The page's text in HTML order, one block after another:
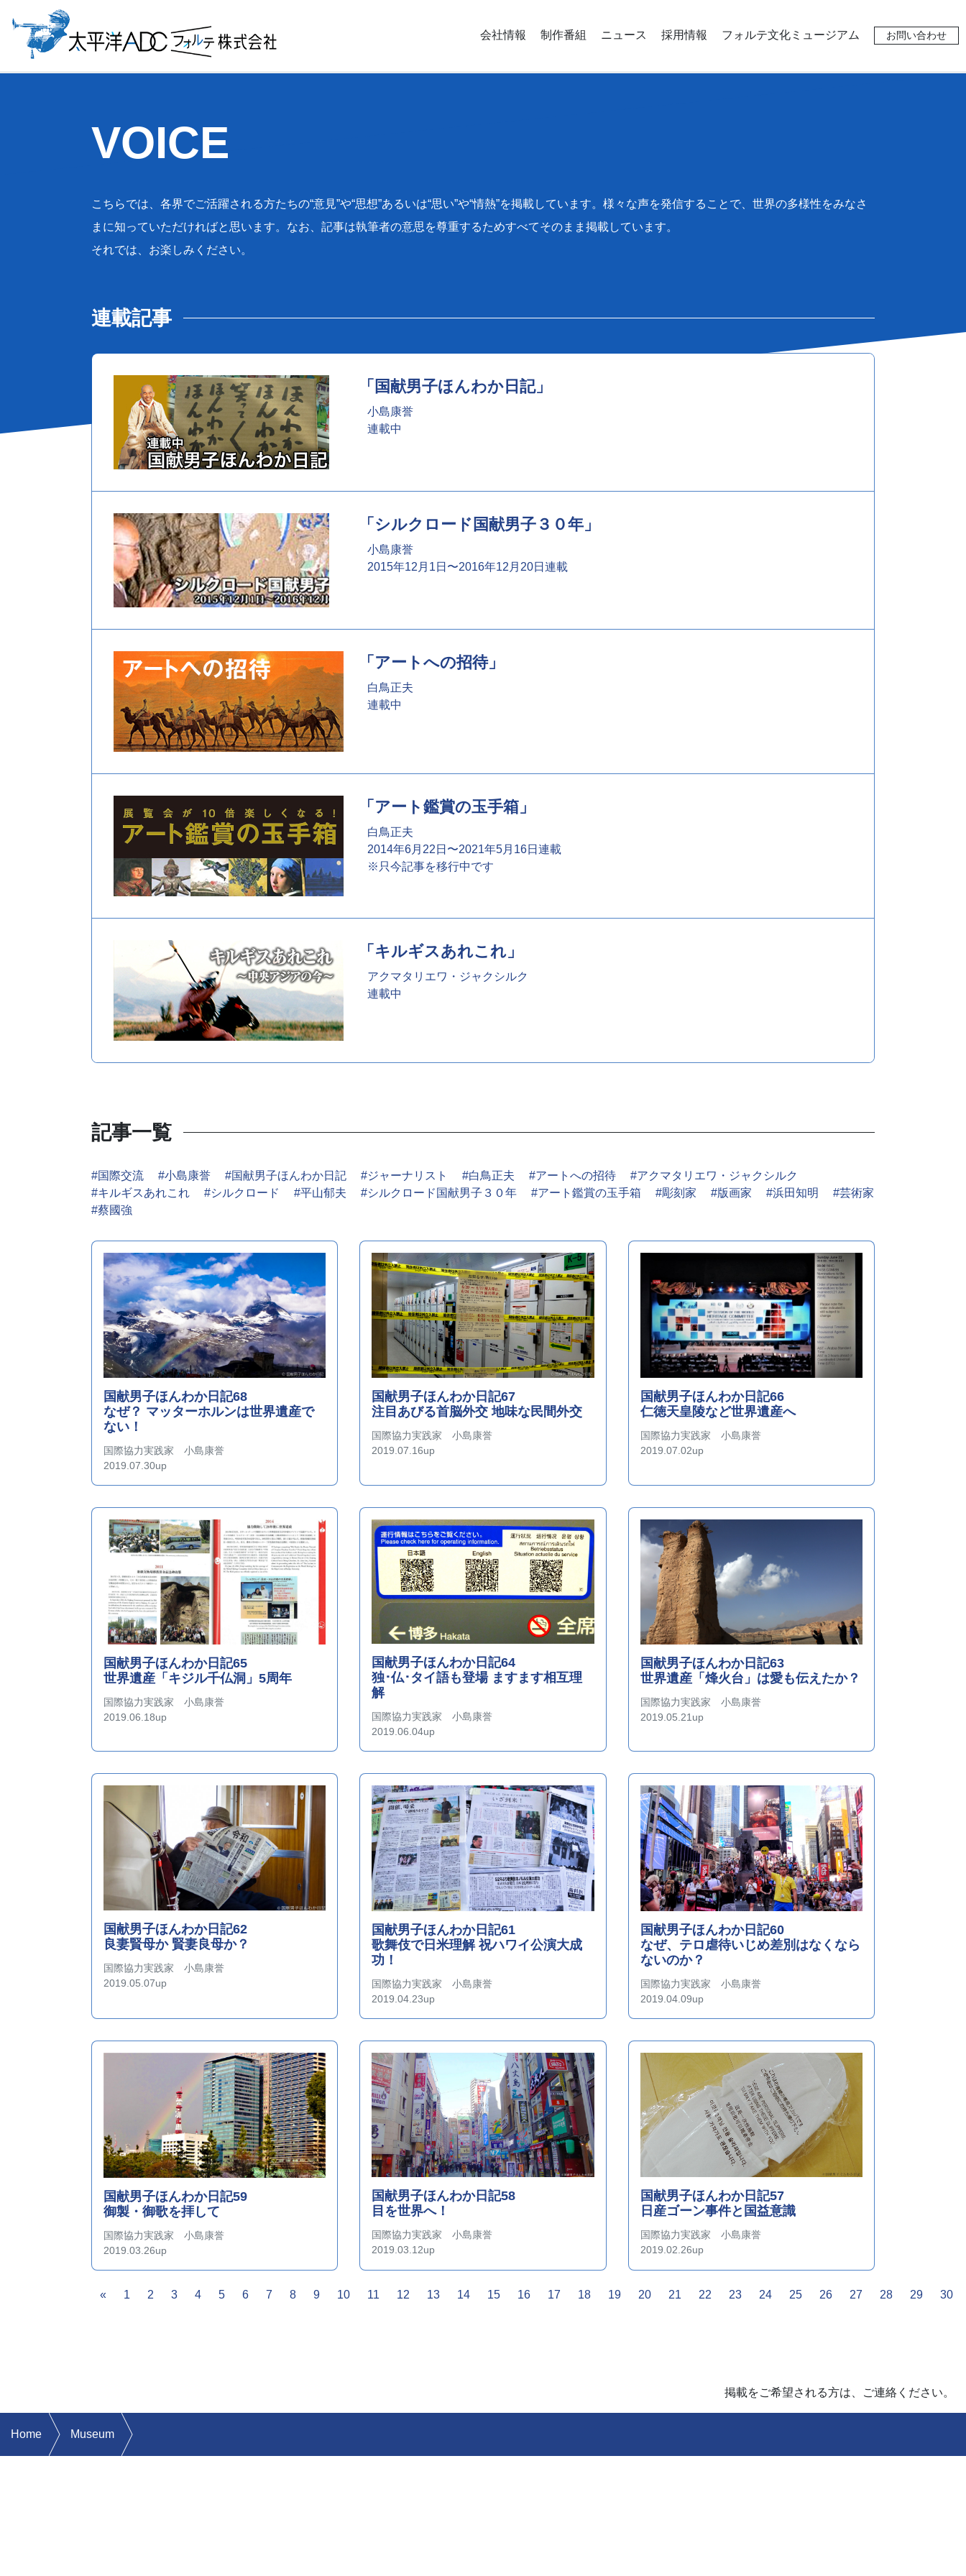
会社情報 制作番組 ニュース 採用情報 フォルテ文化ミュージアム お問い合わせ
VOICE
こちらでは、各界でご活躍される方たちの“意見”や“思想”あるいは“思い”や“情熱”を掲載しています。様々な声を発信することで、世界の多様性をみなさ
まに知っていただければと思います。なお、記事は執筆者の意思を尊重するためすべてそのまま掲載しています。
それでは、お楽しみください。
連載記事
「国献男子ほんわか日記」
小島康誉
連載中
「シルクロード国献男子３０年」
小島康誉
2015年12月1日〜2016年12月20日連載
「アートへの招待」
白鳥正夫
連載中
「アート鑑賞の玉手箱」
白鳥正夫
2014年6月22日〜2021年5月16日連載
※只今記事を移行中です
「キルギスあれこれ」
アクマタリエワ・ジャクシルク
連載中
記事一覧
#国際交流 #小島康誉 #国献男子ほんわか日記 #ジャーナリスト #白鳥正夫 #アートへの招待
#アクマタリエワ・ジャクシルク
#キルギスあれこれ
#シルクロード #平山郁夫 #シルクロード国献男子３０年 #アート鑑賞の玉手箱 #彫刻家 #版画家 #浜田知明
#芸術家
#蔡國強
国献男子ほんわか日記68
なぜ？ マッターホルンは世界遺産で
ない！
国際協力実践家 小島康誉
2019.07.30up
国献男子ほんわか日記67
注目あびる首脳外交 地味な民間外交
国際協力実践家 小島康誉
2019.07.16up
国献男子ほんわか日記66
仁徳天皇陵など世界遺産へ
国際協力実践家 小島康誉
2019.07.02up
国献男子ほんわか日記65
世界遺産「キジル千仏洞」5周年
国際協力実践家 小島康誉
2019.06.18up
国献男子ほんわか日記64
独･仏･タイ語も登場 ますます相互理
解
国際協力実践家 小島康誉
2019.06.04up
国献男子ほんわか日記63
世界遺産「烽火台」は愛も伝えたか？
国際協力実践家 小島康誉
2019.05.21up
国献男子ほんわか日記62
良妻賢母か 賢妻良母か？
国際協力実践家 小島康誉
2019.05.07up
国献男子ほんわか日記61
歌舞伎で日米理解 祝ハワイ公演大成
功！
国際協力実践家 小島康誉
2019.04.23up
国献男子ほんわか日記60
なぜ、テロ虐待いじめ差別はなくなら
ないのか？
国際協力実践家 小島康誉
2019.04.09up
国献男子ほんわか日記59
御製・御歌を拝して
国際協力実践家 小島康誉
2019.03.26up
国献男子ほんわか日記58
目を世界へ！
国際協力実践家 小島康誉
2019.03.12up
国献男子ほんわか日記57
日産ゴーン事件と国益意識
国際協力実践家 小島康誉
2019.02.26up
«Previous
1 2 3 4 5 6 7 8 9 10 11 12 13 14 15 16 17 18 19 20 21 22 23 24 25 26 27 28 29 30
掲載をご希望される方は、ご連絡ください。
Home Museum